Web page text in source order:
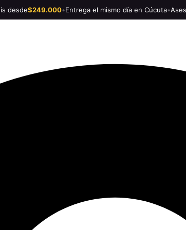
desde$249.000•Entrega el mismo día en Cúcuta•